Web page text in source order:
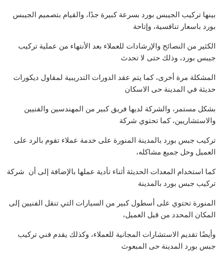
بينها تركيب الجيبس بورد بسرعة كبيرة جدًا، والقيام بتصميم الجيبس
بورد باسعار تنافسية، وإتاحة
الكثير من النصائح والإرشادات للعملاء بعد الأنتهاء من عملية تركيب
جيبس بورد، وذلك حتى لا تحدث
المشكلة مرة أخرى، كما يتم عقد الدورات التدريبية لمقاول دیكورات
حدیثة في المدینة حى الاسكان
بشكل مستمر، والشركة لديها فريق كبير من المهندسين والفنيين
والاستشاريين، كما تحتوي شركة
تركیب جبس بورد بالمدینة المنورة على خدمة عملاء تقوم بالرد على
العميل وحل جميع مشاكله،
كما استخدام المعدات الحديثة أثناء تأدية عملها بالإضافة إلى أن شركة
تركیب جبس بورد بالمدینة
المنورة تحتوي على أسطول كبير من السيارات التي تنقل الفنيين إلى
المكان المحدد من قبل العميل،
وأيضًا تقديم الاستشارات المجانية للعملاء، وكذلك يقدم فني تركیب
جبس بورد المدینة حى المبعوث